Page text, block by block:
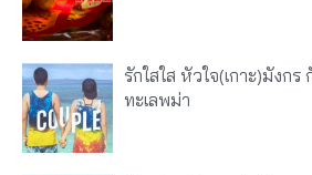
รักใสใส หัวใจ(เกาะ)มังก
ทะเลพม่า